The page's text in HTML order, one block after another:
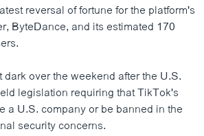
reversal of fortune for the platform's
ByteDance, and its estimated 170
over the weekend after the U.S.
legislation requiring that TikTok's
a U.S. company or be banned in the
security concerns.